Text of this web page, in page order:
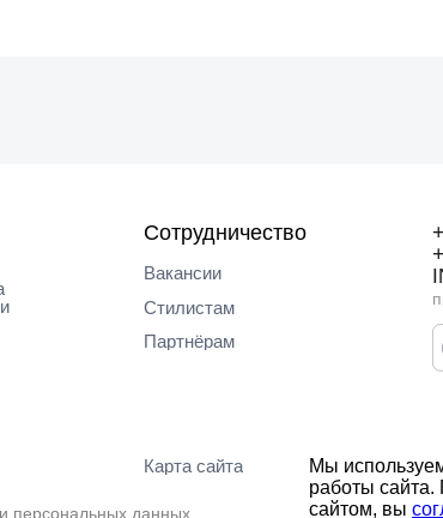
Сотрудничество
Вакансии
Cтилистам
Партнёрам
Карта cайта
персональных данных
Мы
работы сайта.
сайтом, вы